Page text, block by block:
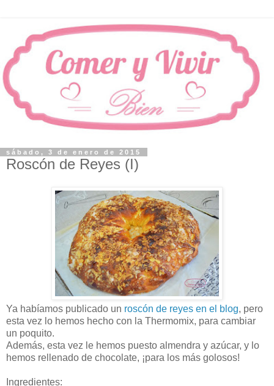
sábado, 3 de enero de 2015
Roscón de Reyes (I)
Ya habíamos publicado un roscón de reyes en el blog, pero
esta vez lo hemos hecho con la Thermomix, para cambiar
un poquito.
Además, esta vez le hemos puesto almendra y azúcar, y lo
hemos rellenado de chocolate, ¡para los más golosos!
Ingredientes: